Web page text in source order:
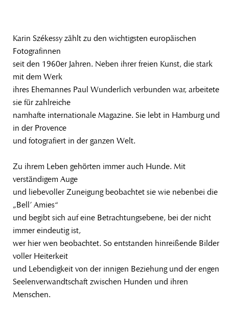
Karin Székessy zählt zu den wichtigsten europäischen
Fotografinnen
seit den 1960er Jahren. Neben ihrer freien Kunst, die stark
mit dem Werk
ihres Ehemannes Paul Wunderlich verbunden war, arbeitete
sie für zahlreiche
namhafte internationale Magazine. Sie lebt in Hamburg und
in der Provence
und fotografiert in der ganzen Welt.
Zu ihrem Leben gehörten immer auch Hunde. Mit
verständigem Auge
und liebevoller Zuneigung beobachtet sie wie nebenbei die
„Bell’ Amies“
und begibt sich auf eine Betrachtungsebene, bei der nicht
immer eindeutig ist,
wer hier wen beobachtet. So entstanden hinreißende Bilder
voller Heiterkeit
und Lebendigkeit von der innigen Beziehung und der engen
Seelenverwandtschaft zwischen Hunden und ihren
Menschen.